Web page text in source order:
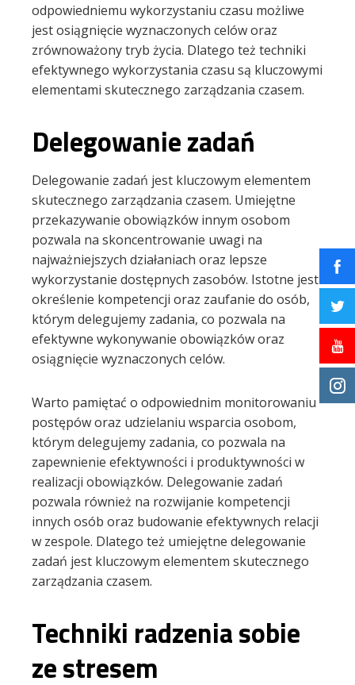
odpowiedniemu wykorzystaniu czasu możliwe
jest osiągnięcie wyznaczonych celów oraz
zrównoważony tryb życia. Dlatego też techniki
efektywnego wykorzystania czasu są kluczowymi
elementami skutecznego zarządzania czasem.
Delegowanie zadań
Delegowanie zadań jest kluczowym elementem
skutecznego zarządzania czasem. Umiejętne
przekazywanie obowiązków innym osobom
pozwala na skoncentrowanie uwagi na
najważniejszych działaniach oraz lepsze
wykorzystanie dostępnych zasobów. Istotne jest
określenie kompetencji oraz zaufanie do osób,
którym delegujemy zadania, co pozwala na
efektywne wykonywanie obowiązków oraz
osiągnięcie wyznaczonych celów.
Warto pamiętać o odpowiednim monitorowaniu
postępów oraz udzielaniu wsparcia osobom,
którym delegujemy zadania, co pozwala na
zapewnienie efektywności i produktywności w
realizacji obowiązków. Delegowanie zadań
pozwala również na rozwijanie kompetencji
innych osób oraz budowanie efektywnych relacji
w zespole. Dlatego też umiejętne delegowanie
zadań jest kluczowym elementem skutecznego
zarządzania czasem.
Techniki radzenia sobie
ze stresem